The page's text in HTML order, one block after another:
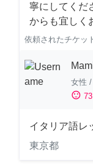
寧にしてくだ
からも宜しく
依頼されたチケッ
女性 /
sentiment_satisfied 73
イタリア語レ
東京都